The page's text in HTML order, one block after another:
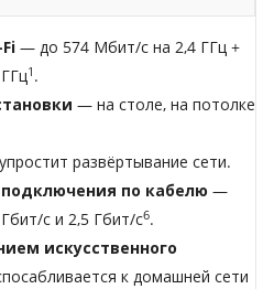
— до 574 Мбит/с на 2,4 ГГц +
1 .
— на столе, на потолке
развёртывание сети.
по кабелю —
с и 2,5 Гбит/с6.
искусственного
к домашней сети